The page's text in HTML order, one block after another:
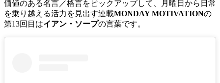
価値のある名言／格言をピックアップして、月曜日から日常
を乗り越える活力を見出す連載MONDAY MOTIVATIONの
第13回目はイアン・ソープの言葉です。